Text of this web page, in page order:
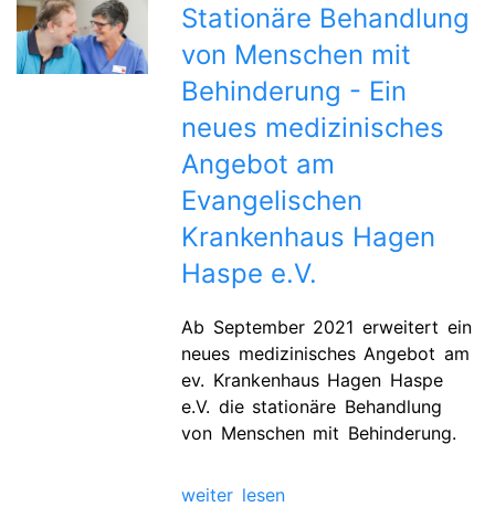
Stationäre Behandlung
von Menschen mit
Behinderung - Ein
neues medizinisches
Angebot am
Evangelischen
Krankenhaus Hagen
Haspe e.V.
Ab September 2021 erweitert ein
neues medizinisches Angebot am
ev. Krankenhaus Hagen Haspe
e.V. die stationäre Behandlung
von Menschen mit Behinderung.
weiter lesen